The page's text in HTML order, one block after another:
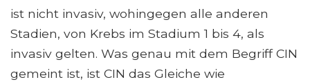
ist nicht invasiv, wohingegen alle anderen
Stadien, von Krebs im Stadium 1 bis 4, als
invasiv gelten. Was genau mit dem Begriff CIN
gemeint ist, ist CIN das Gleiche wie